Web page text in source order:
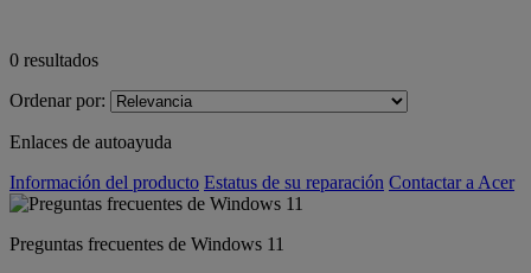
0 resultados
Ordenar por:
Enlaces de autoayuda
Información del producto Estatus de su reparación Contactar a Acer
Preguntas frecuentes de Windows 11